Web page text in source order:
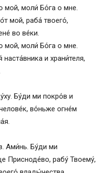
мой, моли́ Бо́га о мне.
мой, раба́ твоего́,
во ве́ки.
мой, моли́ Бо́га о мне.
и храни́теля,
Бу́ди ми покро́в и
во́ньже огне́м
Ами́нь. Бу́ди ми
Присноде́во, рабу́ Твоему́,